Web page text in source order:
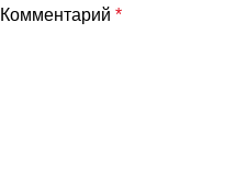
Комментарий *